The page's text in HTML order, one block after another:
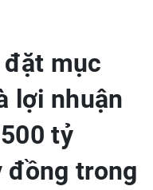
đặt mục
lợi nhuận
tỷ
đồng trong